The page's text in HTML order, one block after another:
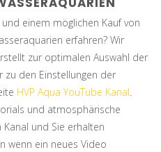
einem möglichen Kauf von
erfahren? Wir
zur optimalen Auswahl der
den Einstellungen der
HVP Aqua YouTube Kanal.
und atmosphärische
und Sie erhalten
wenn ein neues Video